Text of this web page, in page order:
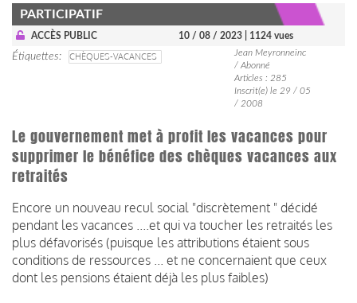
PARTICIPATIF
ACCÈS PUBLIC 10 / 08 / 2023 | 1124 vues
Étiquettes CHÈQUES-VACANCES
Jean Meyronneinc
/ Abonné
Articles : 285
Inscrit(e) le 29 / 05
/ 2008
Le gouvernement met à profit les vacances pour
supprimer le bénéfice des chèques vacances aux
retraités
Encore un nouveau recul social "discrètement " décidé
pendant les vacances ....et qui va toucher les retraités les
plus défavorisés (puisque les attributions étaient sous
conditions de ressources ... et ne concernaient que ceux
dont les pensions étaient déjà les plus faibles)